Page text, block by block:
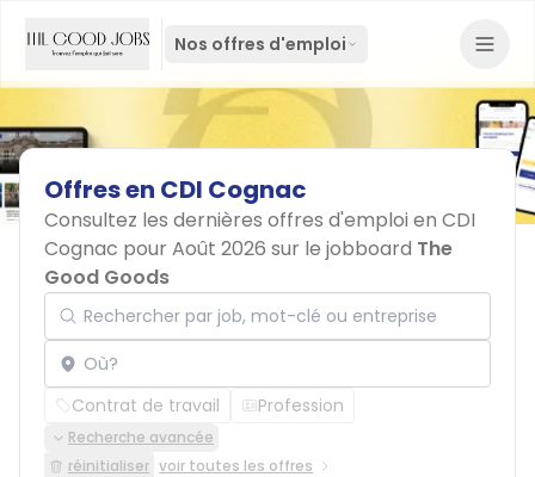
Nos offres d'emploi
Offresen CDI Cognac
Consultez les dernières offres d'emploi en CDI
Cognac pour Août 2026 sur le jobboard The
Good Goods
Rechercher par job, mot-clé ou entreprise
Localisation
Contrat de travail Profession
Recherche avancée
réinitialiser voir toutes les offres